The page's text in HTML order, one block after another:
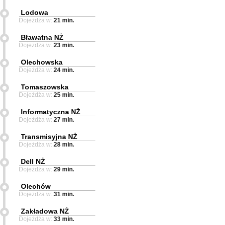
Lodowa
Dojeżdża w: 21 min.
Bławatna NŻ
Dojeżdża w: 23 min.
Olechowska
Dojeżdża w: 24 min.
Tomaszowska
Dojeżdża w: 25 min.
Informatyczna NŻ
Dojeżdża w: 27 min.
Transmisyjna NŻ
Dojeżdża w: 28 min.
Dell NŻ
Dojeżdża w: 29 min.
Olechów
Dojeżdża w: 31 min.
Zakładowa NŻ
Dojeżdża w: 33 min.